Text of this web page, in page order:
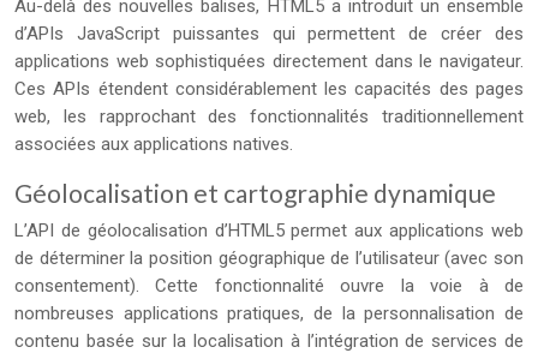
Au-delà des nouvelles balises, HTML5 a introduit un ensemble
d’APIs JavaScript puissantes qui permettent de créer des
applications web sophistiquées directement dans le navigateur.
Ces APIs étendent considérablement les capacités des pages
web, les rapprochant des fonctionnalités traditionnellement
associées aux applications natives.
Géolocalisation et cartographie dynamique
L’API de géolocalisation d’HTML5 permet aux applications web
de déterminer la position géographique de l’utilisateur (avec son
consentement). Cette fonctionnalité ouvre la voie à de
nombreuses applications pratiques, de la personnalisation de
contenu basée sur la localisation à l’intégration de services de